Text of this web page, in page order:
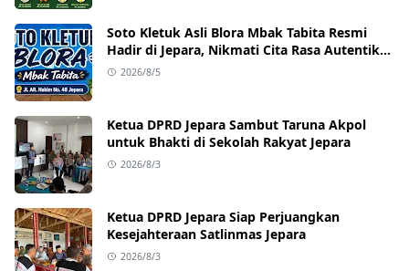
Soto Kletuk Asli Blora Mbak Tabita Resmi
Hadir di Jepara, Nikmati Cita Rasa Autentik
Mulai Rp10 Ribu
2026/8/5
Ketua DPRD Jepara Sambut Taruna Akpol
untuk Bhakti di Sekolah Rakyat Jepara
2026/8/3
Ketua DPRD Jepara Siap Perjuangkan
Kesejahteraan Satlinmas Jepara
2026/8/3